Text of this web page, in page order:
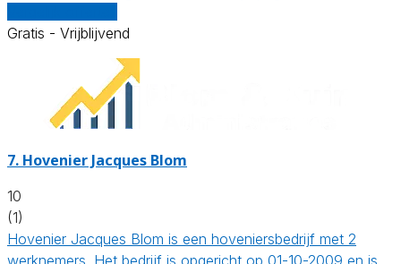
Gratis - Vrijblijvend
7. Hovenier Jacques Blom
10
(1)
Hovenier Jacques Blom is een hoveniersbedrijf met 2
werknemers. Het bedrijf is opgericht op 01-10-2009 en is